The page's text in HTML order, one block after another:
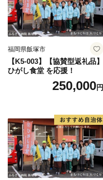
福岡県飯塚市
【K5-003】【協賛型返礼品】
ひがし食堂 を応援！
250,000円